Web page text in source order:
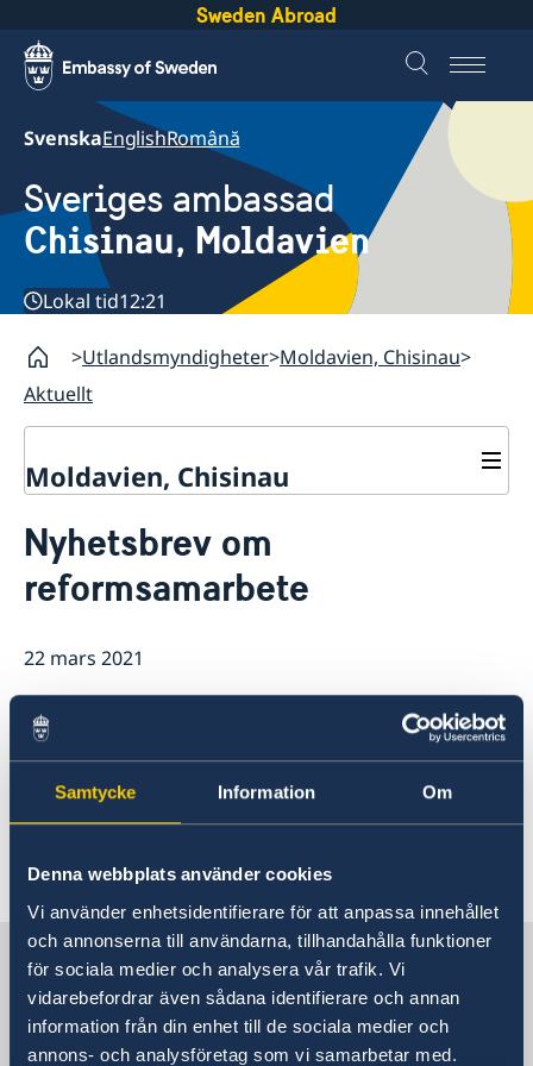
Samtycke Information Om
Denna webbplats använder cookies
Vi använder enhetsidentifierare för att anpassa innehållet
och annonserna till användarna, tillhandahålla funktioner
för sociala medier och analysera vår trafik. Vi
vidarebefordrar även sådana identifierare och annan
information från din enhet till de sociala medier och
annons- och analysföretag som vi samarbetar med.
Sweden Abroad
SvenskaEnglishRomână
Sveriges ambassad
Chisinau, Moldavien
Lokal tid12:21
Utlandsmyndigheter Moldavien, Chisinau
Aktuellt
Moldavien, Chisinau
Om oss
Dataskyddspolicy (GDPR)
Östliga partnerskapet
Utvecklingssamarbete
Korruption
Nyhetsbrev om
reformsamarbete
22 mars 2021
Det är med stor glädje vi nu delar en
ny utgåva av vårt nyhetsbrev!
Du hittar hela nyhetsbrevet
Senast uppdaterad 22 mars 2021, 16.04
Sverige i Moldavien, Chisinau
Sveriges ambassad